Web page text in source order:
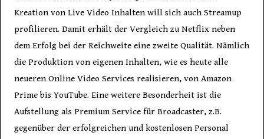
Kreation von Live Video Inhalten will sich auch Streamup
profilieren. Damit erhält der Vergleich zu Netflix neben
dem Erfolg bei der Reichweite eine zweite Qualität. Nämlich
die Produktion von eigenen Inhalten, wie es heute alle
neueren Online Video Services realisieren, von Amazon
Prime bis YouTube. Eine weitere Besonderheit ist die
Aufstellung als Premium Service für Broadcaster, z.B.
gegenüber der erfolgreichen und kostenlosen Personal